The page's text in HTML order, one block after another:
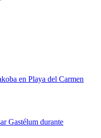
en Playa del Carmen
Gastélum durante